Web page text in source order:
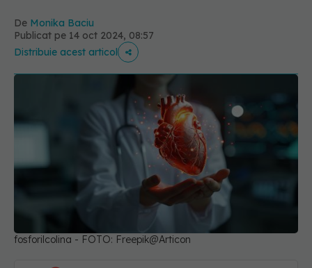
De Monika Baciu
Publicat pe 14 oct 2024, 08:57
Distribuie acest articol
fosforilcolina - FOTO: Freepik@Articon